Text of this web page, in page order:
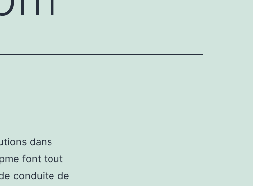
dans
font tout
conduite de